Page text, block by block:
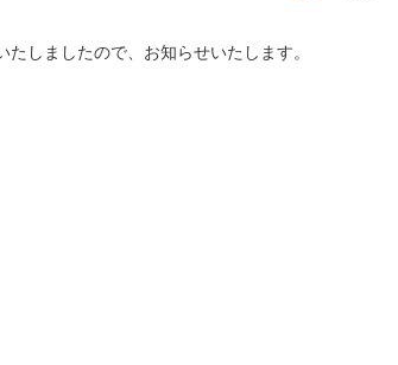
しましたので、お知らせいたします。